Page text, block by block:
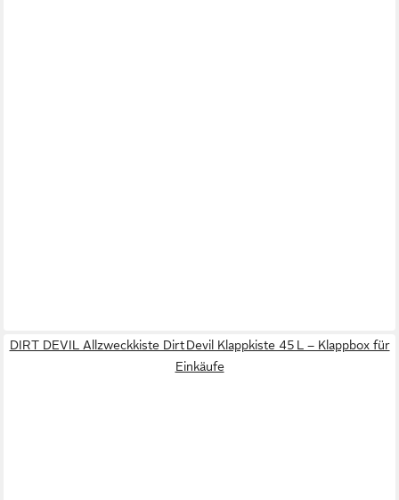
DIRT DEVIL Allzweckkiste Dirt Devil Klappkiste 45 L – Klappbox für
Einkäufe